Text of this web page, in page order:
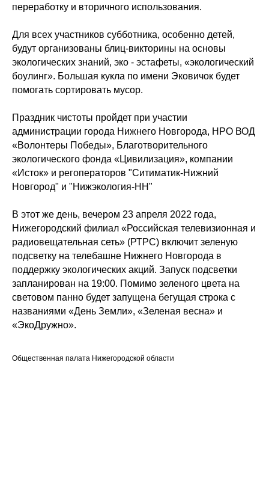
переработку и вторичного использования.
Для всех участников субботника, особенно детей,
будут организованы блиц-викторины на основы
экологических знаний, эко - эстафеты, «экологический
боулинг». Большая кукла по имени Эковичок будет
помогать сортировать мусор.
Праздник чистоты пройдет при участии
администрации города Нижнего Новгорода, НРО ВОД
«Волонтеры Победы», Благотворительного
экологического фонда «Цивилизация», компании
«Исток» и регоператоров "Ситиматик-Нижний
Новгород" и "Нижэкология-НН"
В этот же день, вечером 23 апреля 2022 года,
Нижегородский филиал «Российская телевизионная и
радиовещательная сеть» (РТРС) включит зеленую
подсветку на телебашне Нижнего Новгорода в
поддержку экологических акций. Запуск подсветки
запланирован на 19:00. Помимо зеленого цвета на
световом панно будет запущена бегущая строка с
названиями «День Земли», «Зеленая весна» и
«ЭкоДружно».
Общественная палата Нижегородской области